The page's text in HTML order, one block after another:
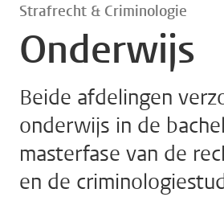
Strafrecht & Criminologie
Onderwijs
Beide afdelingen
onderwijs in de
masterfase van de
en de